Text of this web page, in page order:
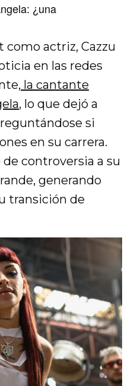
¿una
actriz, Cazzu
en las redes
la cantante
, lo que dejó a
si
en su carrera.
controversia a su
generando
transición de